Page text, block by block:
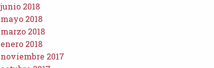
junio 2018
mayo 2018
marzo 2018
enero 2018
noviembre 2017